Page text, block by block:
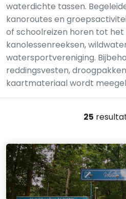
waterdichte tassen.
kanoroutes en
of schoolreizen horen tot het
kanolessenreeksen,
watersportvereniging.
reddingsvesten,
kaartmateriaal wordt
25